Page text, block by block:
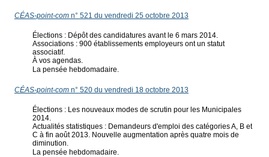
CÉAS-point-comn° 521 du vendredi 25 octobre 2013
Élections : Dépôt des candidatures avant le 6 mars 2014.
Associations : 900 établissements employeurs ont un statut
associatif.
À vos agendas.
La pensée hebdomadaire.
CÉAS-point-comn° 520 du vendredi 18 octobre 2013
Élections : Les nouveaux modes de scrutin pour les Municipales
2014.
Actualités statistiques : Demandeurs d'emploi des catégories A, B et
C à fin août 2013. Nouvelle augmentation après quatre mois de
diminution.
La pensée hebdomadaire.